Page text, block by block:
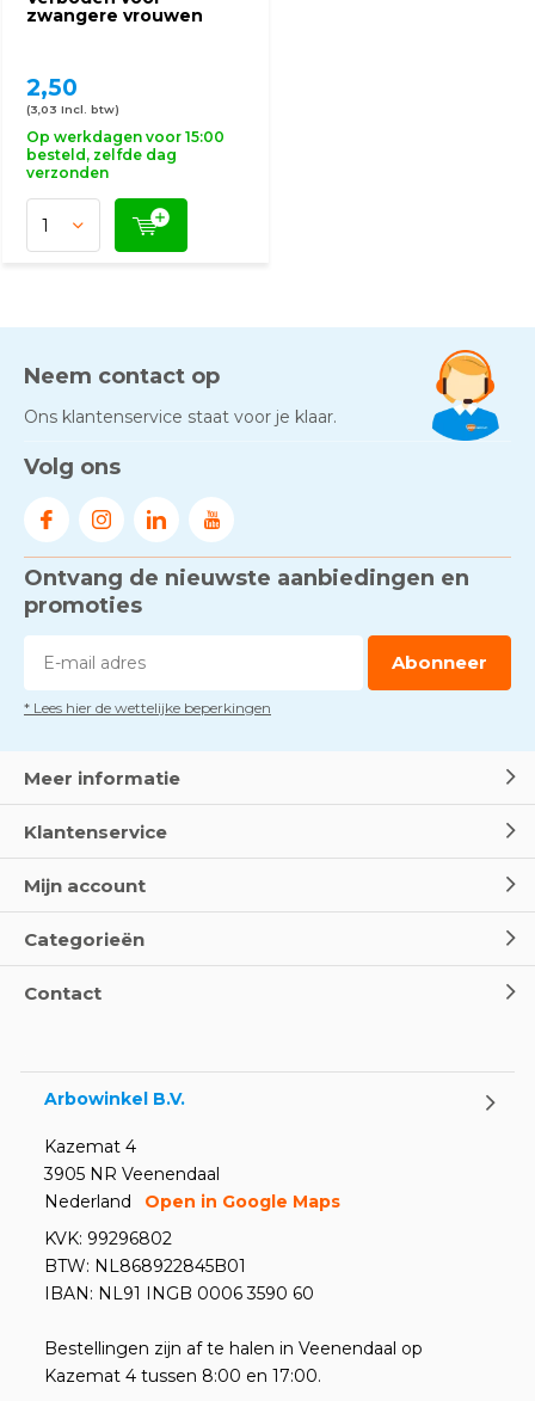
zwangere vrouwen
2,50
(3,03 Incl. btw)
Op werkdagen voor 15:00
besteld, zelfde dag
verzonden
Neem contact op
Ons klantenservice staat voor je klaar.
Volg ons
Ontvang de nieuwste aanbiedingen en
promoties
Abonneer
* Lees hier de wettelijke beperkingen
Meer informatie
Klantenservice
Mijn account
Categorieën
Contact
Arbowinkel B.V.
Kazemat 4
3905 NR Veenendaal
Nederland
Open in Google Maps
KVK: 99296802
BTW: NL868922845B01
IBAN: NL91 INGB 0006 3590 60
Bestellingen zijn af te halen in Veenendaal op
Kazemat 4 tussen 8:00 en 17:00.